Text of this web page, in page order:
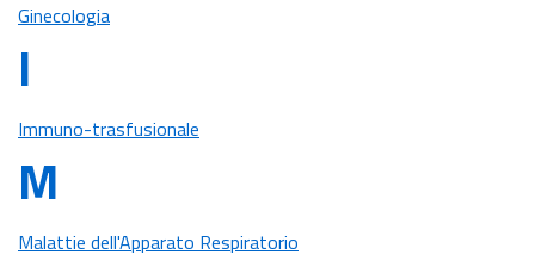
Ginecologia
I
Immuno-trasfusionale
M
Malattie dell'Apparato Respiratorio